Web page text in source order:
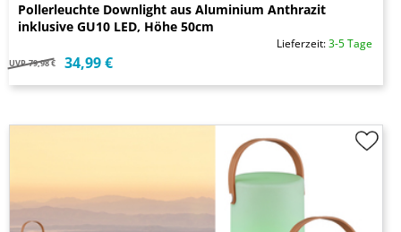
Pollerleuchte Downlight aus Aluminium Anthrazit
inklusive GU10 LED, Höhe 50cm
Lieferzeit:3-5 Tage
UVP 79,98 € 34,99 €